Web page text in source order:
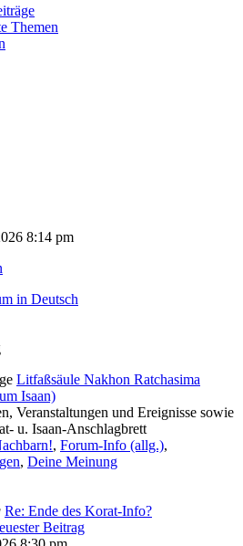
Themen
8:14 pm
in Deutsch
Litfaßsäule Nakhon Ratchasima
Isaan)
Veranstaltungen und Ereignisse sowie
u. Isaan-Anschlagbrett
, Forum-Info (allg.),
, Deine Meinung
Re: Ende des Korat-Info?
Beitrag